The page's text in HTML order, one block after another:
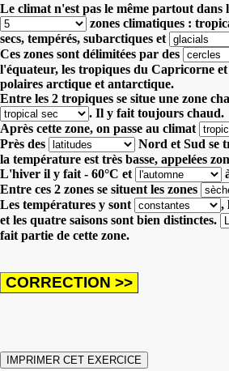
Le climat n'est pas le même partout dans
zones climatiques :
secs, tempérés, subarctiques et
Ces zones sont délimitées par des
l'équateur, les tropiques du Capricorne et
polaires arctique et antarctique.
Entre les 2 tropiques se situe une zone
. Il y fait toujours chaud.
Après cette zone, on passe au climat
Près des
Nord et Sud se
la température est très basse, appelées
L'hiver il y fait - 60°C et
Entre ces 2 zones se situent les zones
Les températures y sont
,
et les quatre saisons sont bien distinctes.
fait partie de cette zone.